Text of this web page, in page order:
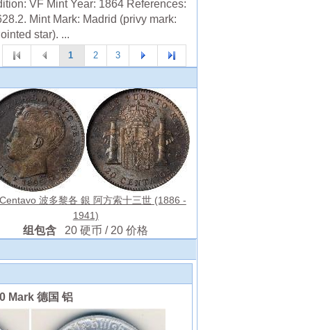
VF Mint Year: 1864 References:
Mint Mark: Madrid (privy mark:
star). ...
1 2 3
波多黎各 銀 阿方索十三世 (1886 -
1941)
组包含 20 硬币 / 20 价格
Mark 德国 铝